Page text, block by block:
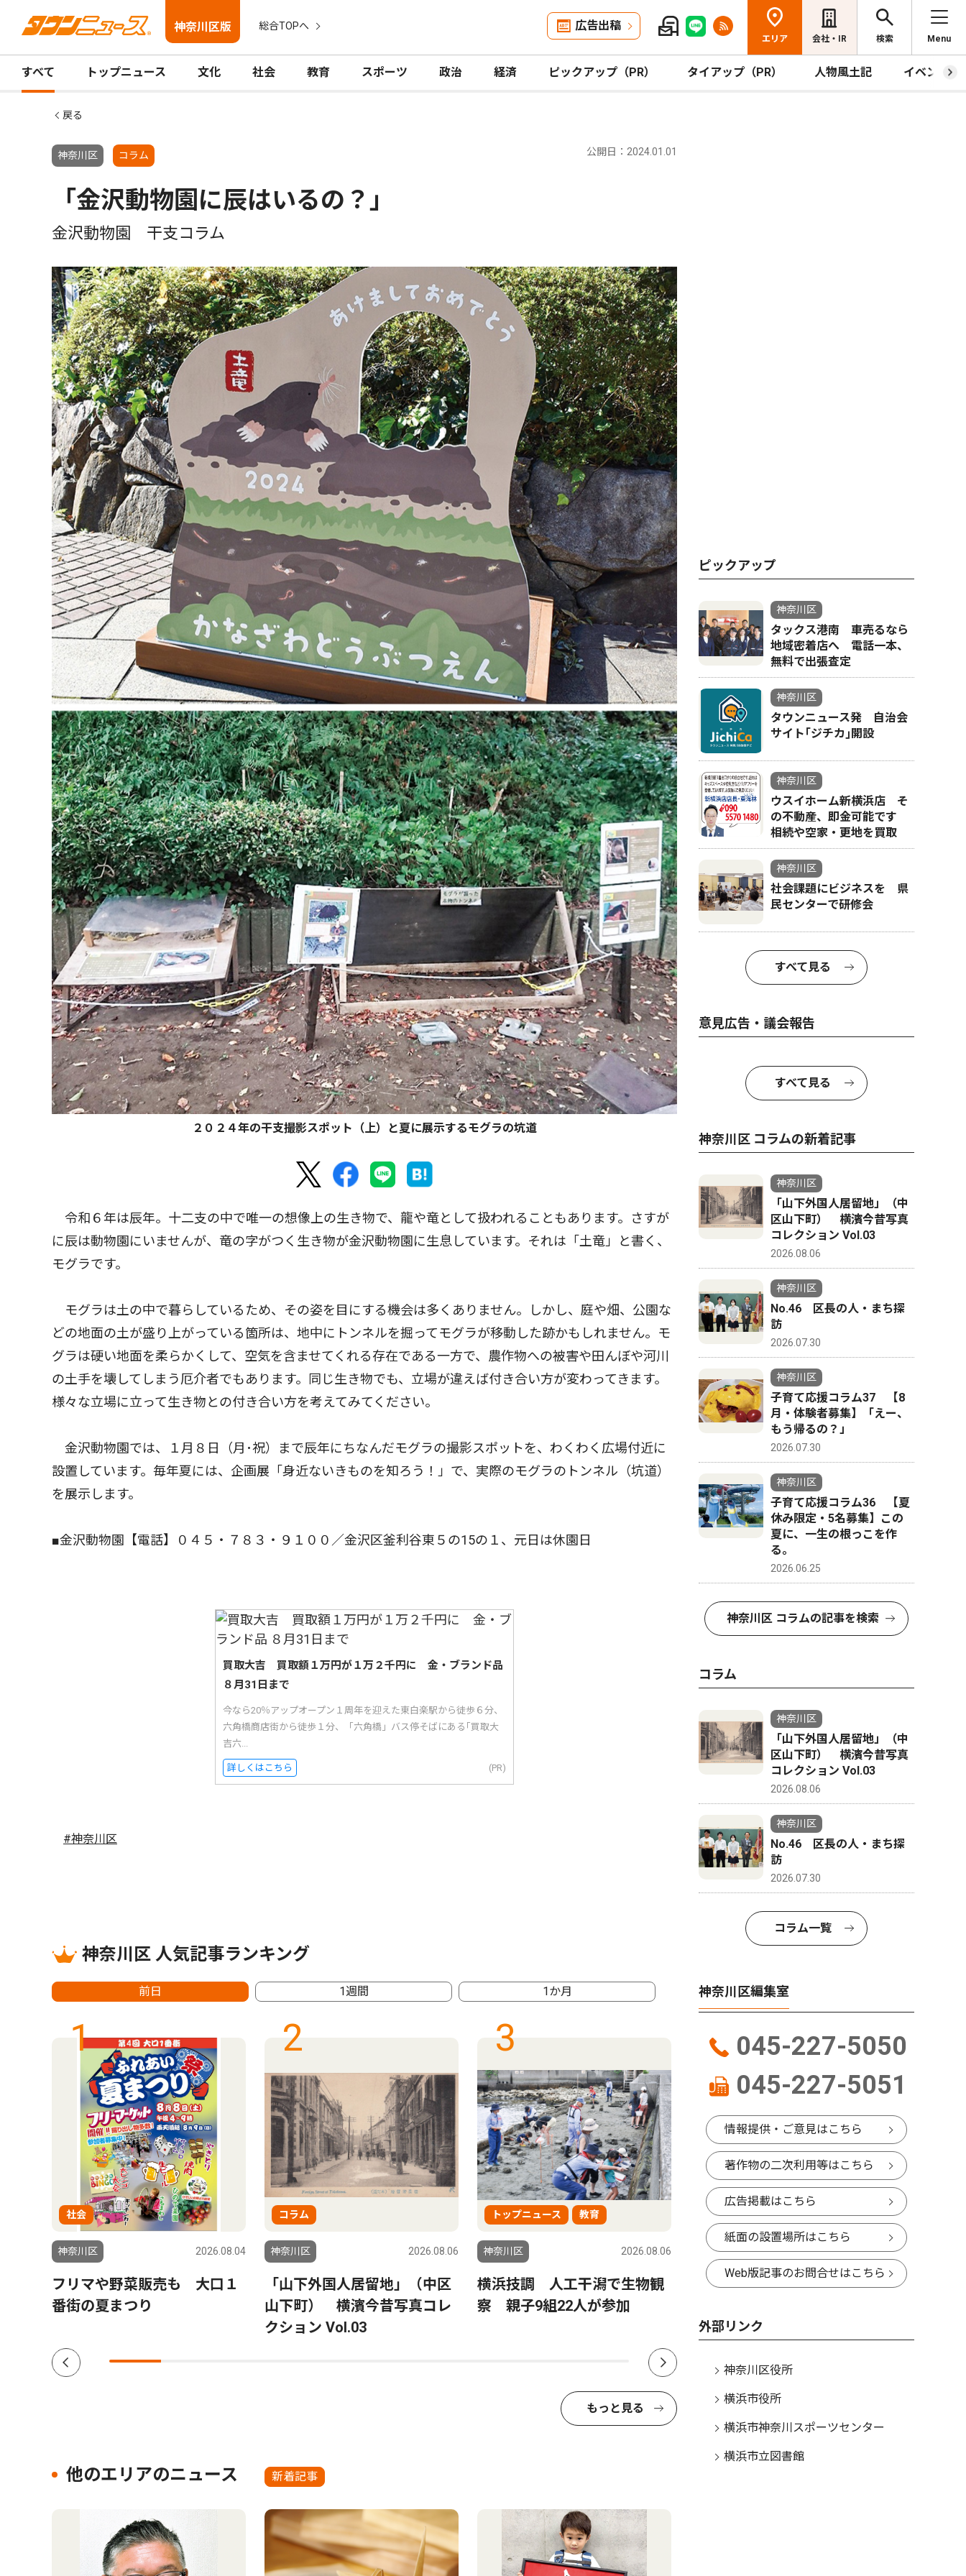
神奈川区版 総合TOPへ 広告出稿
エリア 会社・IR 検索 Menu
すべて トップニュース 文化 社会 教育 スポーツ 政治 経済 ピックアップ（PR） タイアップ（PR） 人物風土記 イベント
戻る
神奈川区 コラム 公開日：2024.01.01
「金沢動物園に辰はいるの？｣
金沢動物園 干支コラム
２０２４年の干支撮影スポット（上）と夏に展示するモグラの坑道
令和６年は辰年。十二支の中で唯一の想像上の生き物で、龍や竜として扱われることもあります。さすが
に辰は動物園にいませんが、竜の字がつく生き物が金沢動物園に生息しています。それは「土竜」と書く、
モグラです。
モグラは土の中で暮らしているため、その姿を目にする機会は多くありません。しかし、庭や畑、公園な
どの地面の土が盛り上がっている箇所は、地中にトンネルを掘ってモグラが移動した跡かもしれません。モ
グラは硬い地面を柔らかくして、空気を含ませてくれる存在である一方で、農作物への被害や田んぼや河川
の土手を壊してしまう厄介者でもあります。同じ生き物でも、立場が違えば付き合い方が変わってきます。
様々な立場に立って生き物との付き合い方を考えてみてください。
金沢動物園では、１月８日（月･祝）まで辰年にちなんだモグラの撮影スポットを、わくわく広場付近に
設置しています。毎年夏には、企画展「身近ないきものを知ろう！」で、実際のモグラのトンネル（坑道）
を展示します。
■金沢動物園【電話】０４５・７８３・９１００／金沢区釜利谷東５の15の１、元日は休園日
買取大吉 買取額１万円が１万２千円に 金・ブランド品
８月31日まで
今なら20％アップオープン１周年を迎えた東白楽駅から徒歩６分、
六角橋商店街から徒歩１分、「六角橋」バス停そばにある｢買取大
吉六...
詳しくはこちら (PR)
#神奈川区
神奈川区 人気記事ランキング
前日 1週間 1か月
1
社会
神奈川区 2026.08.04
フリマや野菜販売も 大口１
番街の夏まつり
2
コラム
神奈川区 2026.08.06
「山下外国人居留地」（中区
山下町） 横濱今昔写真コレ
クション Vol.03
3
トップニュース 教育
神奈川区 2026.08.06
横浜技調 人工干潟で生物観
察 親子9組22人が参加
4
社会
神奈川区 2026.08.06
神奈川区内でも支援の輪 熊
小中学生
もっと見る
他のエリアのニュース 新着記事
ピックアップ
神奈川区
タックス港南 車売るなら
地域密着店へ 電話一本、
無料で出張査定
神奈川区
タウンニュース発 自治会
サイト｢ジチカ｣開設
神奈川区
ウスイホーム新横浜店 そ
の不動産、即金可能です
相続や空家・更地を買取
神奈川区
社会課題にビジネスを 県
民センターで研修会
すべて見る
意見広告・議会報告
すべて見る
神奈川区 コラムの新着記事
神奈川区
「山下外国人居留地」（中
区山下町） 横濱今昔写真
コレクション Vol.03
2026.08.06
神奈川区
No.46 区長の人・まち探
訪
2026.07.30
神奈川区
子育て応援コラム37 【8
月・体験者募集】「えー、
もう帰るの？」
2026.07.30
神奈川区
子育て応援コラム36 【夏
休み限定・5名募集】この
夏に、一生の根っこを作
る。
2026.06.25
神奈川区 コラムの記事を検索
コラム
神奈川区
「山下外国人居留地」（中
区山下町） 横濱今昔写真
コレクション Vol.03
2026.08.06
神奈川区
No.46 区長の人・まち探
訪
2026.07.30
コラム一覧
神奈川区編集室
045-227-5050
045-227-5051
情報提供・ご意見はこちら
著作物の二次利用等はこちら
広告掲載はこちら
紙面の設置場所はこちら
Web版記事のお問合せはこちら
外部リンク
神奈川区役所
横浜市役所
横浜市神奈川スポーツセンター
横浜市立図書館